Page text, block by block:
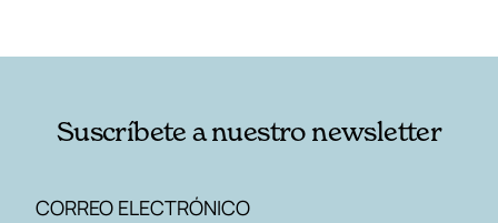
Suscríbete a nuestro newsletter